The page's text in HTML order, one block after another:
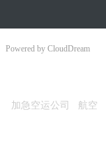
加急空运公司 航空
Powered by CloudDream